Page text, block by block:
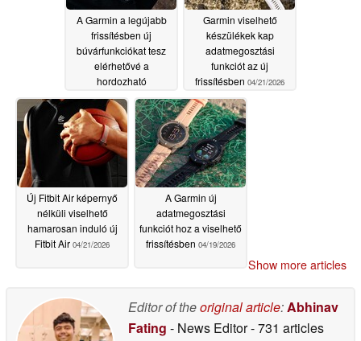
A Garmin a legújabb
frissítésben új
búvárfunkciókat tesz
elérhetővé a
hordozható
eszközökön
04/23/2026
Garmin viselhető
készülékek kap
adatmegosztási
funkciót az új
frissítésben 04/21/2026
Új Fitbit Air képernyő
nélküli viselhető
hamarosan induló új
Fitbit Air 04/21/2026
A Garmin új
adatmegosztási
funkciót hoz a viselhető
frissítésben 04/19/2026
Show more articles
Editor of theoriginal article:Abhinav
Fating - News Editor- 731 articles